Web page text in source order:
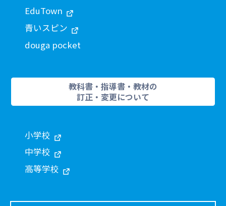
EduTown
青いスピン
douga pocket
教科書・指導書・教材の
訂正・変更について
小学校
中学校
高等学校